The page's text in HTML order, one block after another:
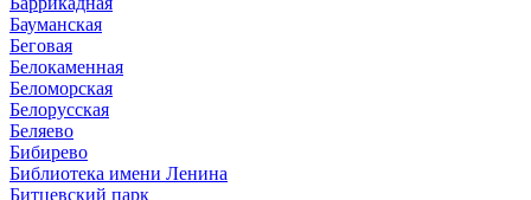
Бауманская
Беговая
Белокаменная
Беломорская
Белорусская
Беляево
Бибирево
Библиотека имени Ленина
Битцевский парк